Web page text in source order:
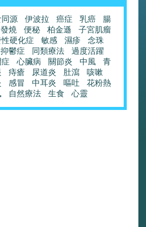
源 伊波拉 癌症 乳癌
腸
發燒
便秘 柏金遜
子宮肌瘤
硬化症
敏感 濕疹
念珠
抑鬱症
同類療法
過度活躍
心臟病 關節炎 中風
青
痔瘡 尿道炎 肚瀉
咳嗽
感冒 中耳炎 嘔吐
花粉熱
自然療法 生食 心靈